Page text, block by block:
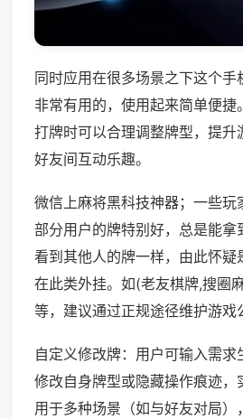
同时应用在很多场景之下这个手
非常有用的，使用起来简单便捷
打牌时可以合理调整牌型，提升
好友间互动乐趣。
微信上麻将黑科技神器；一些玩
部分用户的牌特别好，总是能拿
看到其他人的牌一样，由此怀疑
在此类外挂。如(老友棋牌,搜圈
等，建议通过正规途径维护游戏
自定义修改牌：用户可输入需求
修改自身牌型或隐藏操作痕迹，
用于多种场景（如与好友对局）